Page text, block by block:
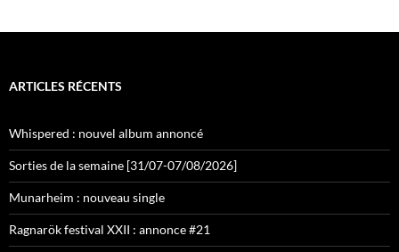
ARTICLES RÉCENTS
Whispered : nouvel album annoncé
Sorties de la semaine [31/07-07/08/2026]
Munarheim : nouveau single
Ragnarök festival XXII : annonce #21